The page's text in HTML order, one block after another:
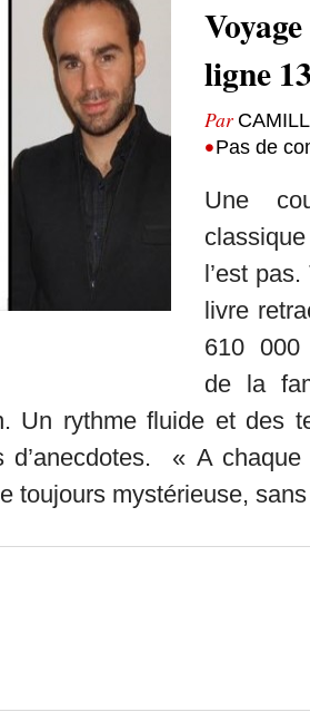
ligne
Par
•Pas de
Une
l’est
livre
610 000
de la
Un rythme fluide et des
d’anecdotes. « A chaque
toujours mystérieuse,